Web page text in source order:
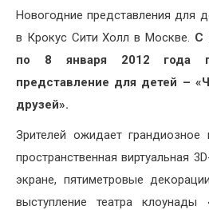
Новогодние представления для
в Крокус Сити Холл в Москве. С
по 8 января 2012 года
представление для детей –
друзей».
Зрителей ожидает
пространственная виртуальная
экране, пятиметровые
выступление театра